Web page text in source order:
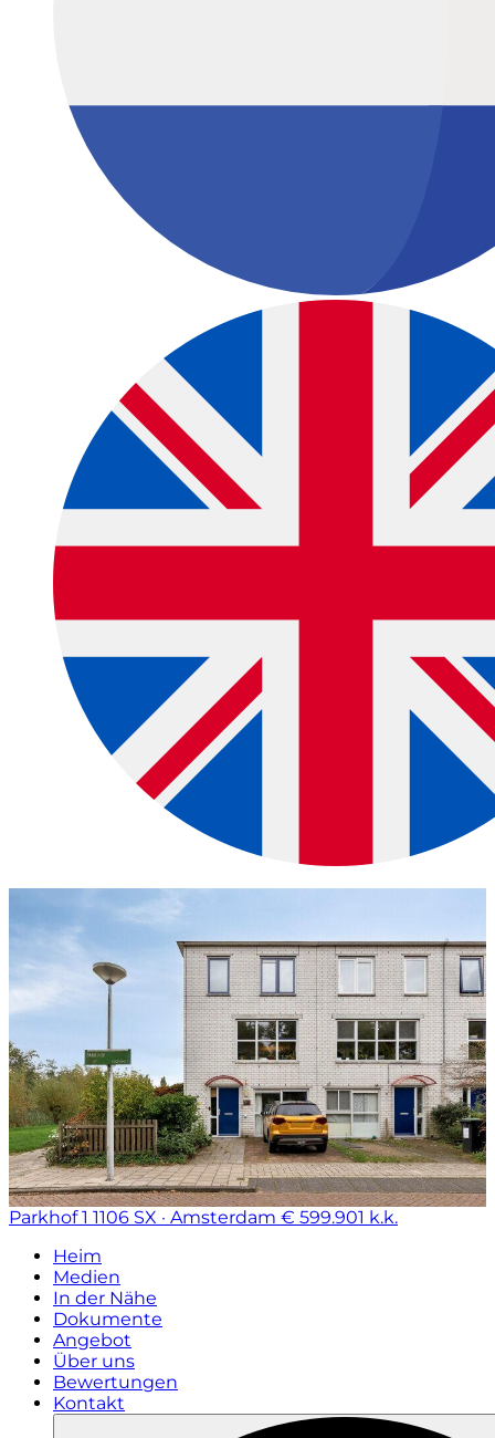
Parkhof 1 1106 SX · Amsterdam € 599.901 k.k.
Heim
Medien
In der Nähe
Dokumente
Angebot
Über uns
Bewertungen
Kontakt